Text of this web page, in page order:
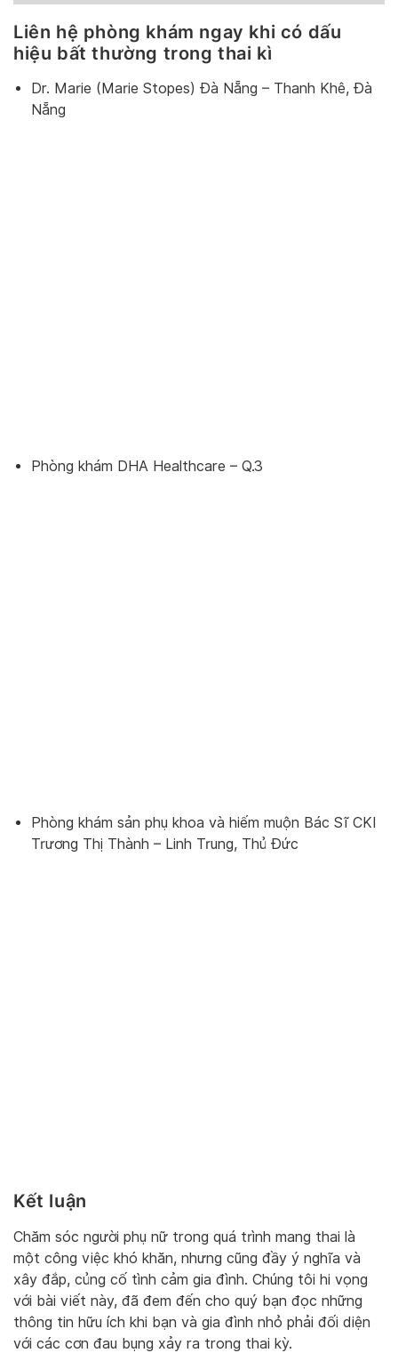
Liên hệ phòng khám ngay khi có dấu
hiệu bất thường trong thai kì
Dr. Marie (Marie Stopes) Đà Nẵng – Thanh Khê, Đà
Nẵng
Phòng khám DHA Healthcare – Q.3
Phòng khám sản phụ khoa và hiếm muộn Bác Sĩ CKI
Trương Thị Thành – Linh Trung, Thủ Đức
Kết luận
Chăm sóc người phụ nữ trong quá trình mang thai là
một công việc khó khăn, nhưng cũng đầy ý nghĩa và
xây đắp, củng cố tình cảm gia đình. Chúng tôi hi vọng
với bài viết này, đã đem đến cho quý bạn đọc những
thông tin hữu ích khi bạn và gia đình nhỏ phải đối diện
với các cơn đau bụng xảy ra trong thai kỳ.